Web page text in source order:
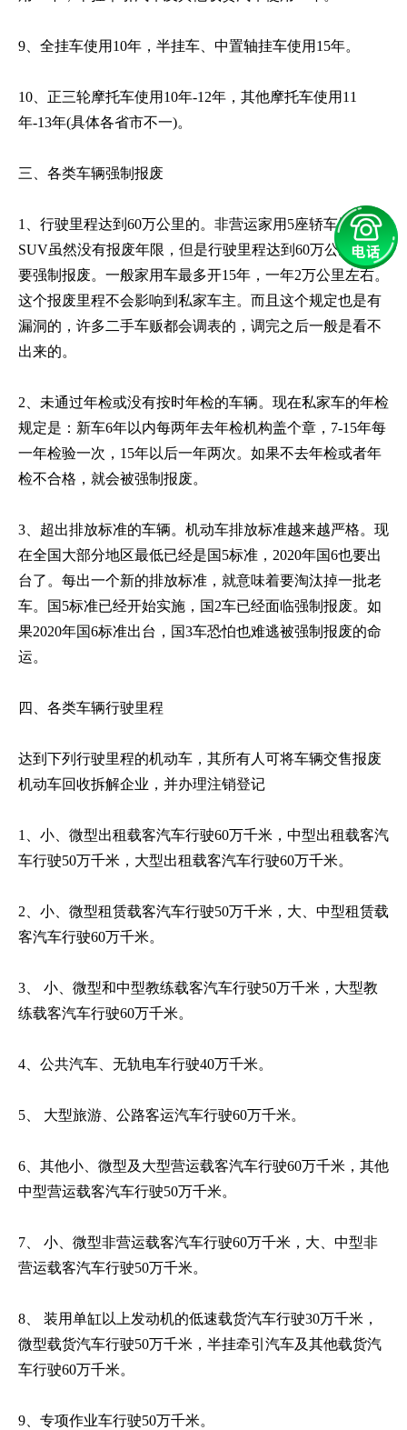
9、全挂车使用10年，半挂车、中置轴挂车使用15年。
10、正三轮摩托车使用10年-12年，其他摩托车使用11
年-13年(具体各省市不一)。
三、各类车辆强制报废
1、行驶里程达到60万公里的。非营运家用5座轿车及7座
SUV虽然没有报废年限，但是行驶里程达到60万公里，就
要强制报废。一般家用车最多开15年，一年2万公里左右。
这个报废里程不会影响到私家车主。而且这个规定也是有
漏洞的，许多二手车贩都会调表的，调完之后一般是看不
出来的。
2、未通过年检或没有按时年检的车辆。现在私家车的年检
规定是：新车6年以内每两年去年检机构盖个章，7-15年每
一年检验一次，15年以后一年两次。如果不去年检或者年
检不合格，就会被强制报废。
3、超出排放标准的车辆。机动车排放标准越来越严格。现
在全国大部分地区最低已经是国5标准，2020年国6也要出
台了。每出一个新的排放标准，就意味着要淘汰掉一批老
车。国5标准已经开始实施，国2车已经面临强制报废。如
果2020年国6标准出台，国3车恐怕也难逃被强制报废的命
运。
四、各类车辆行驶里程
达到下列行驶里程的机动车，其所有人可将车辆交售报废
机动车回收拆解企业，并办理注销登记
1、小、微型出租载客汽车行驶60万千米，中型出租载客汽
车行驶50万千米，大型出租载客汽车行驶60万千米。
2、小、微型租赁载客汽车行驶50万千米，大、中型租赁载
客汽车行驶60万千米。
3、 小、微型和中型教练载客汽车行驶50万千米，大型教
练载客汽车行驶60万千米。
4、公共汽车、无轨电车行驶40万千米。
5、 大型旅游、公路客运汽车行驶60万千米。
6、其他小、微型及大型营运载客汽车行驶60万千米，其他
中型营运载客汽车行驶50万千米。
7、 小、微型非营运载客汽车行驶60万千米，大、中型非
营运载客汽车行驶50万千米。
8、 装用单缸以上发动机的低速载货汽车行驶30万千米，
微型载货汽车行驶50万千米，半挂牵引汽车及其他载货汽
车行驶60万千米。
9、专项作业车行驶50万千米。